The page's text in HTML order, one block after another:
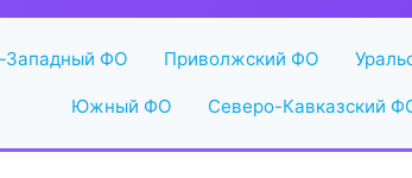
Западный ФО Приволжский ФО
Южный ФО Северо-Кавказский